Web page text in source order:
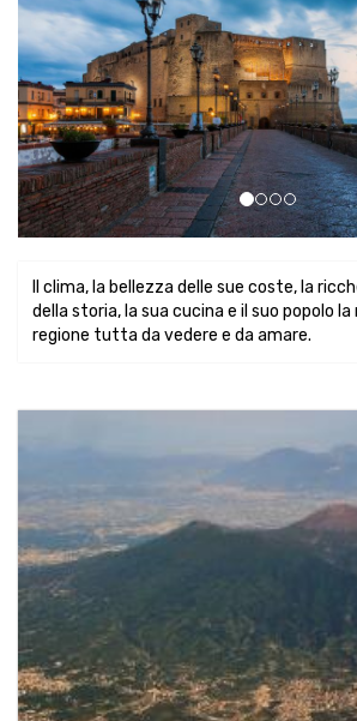
Il clima, la bellezza delle sue coste, la
della storia, la sua cucina e il suo popolo la
regione tutta da vedere e da amare.